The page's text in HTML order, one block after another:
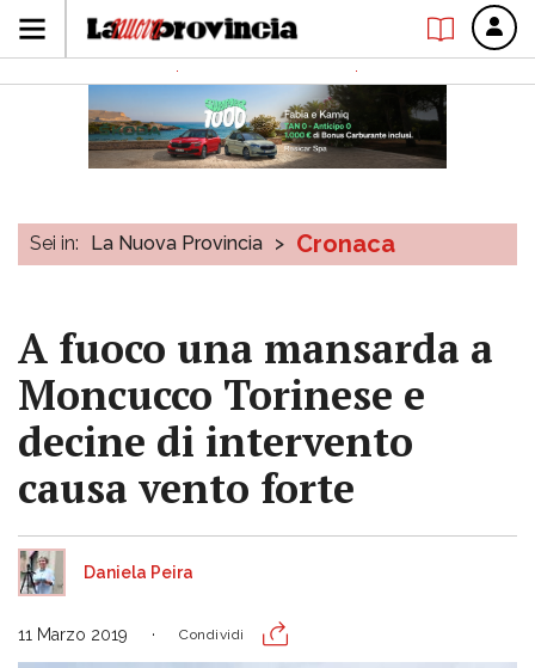
Sei in: La Nuova Provincia > Cronaca
A fuoco una mansarda a
Moncucco Torinese e
decine di intervento
causa vento forte
Daniela Peira
11 Marzo 2019 Condividi